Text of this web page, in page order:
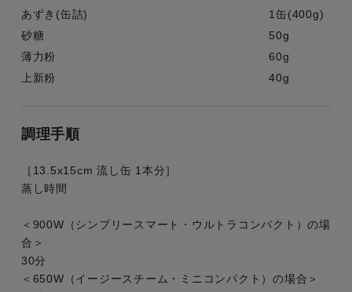
あずき(缶詰)
1缶(400g)
砂糖
50g
薄力粉
60g
上新粉
40g
調理手順
［13.5x15cm 流し缶 1本分］
蒸し時間
＜900W（シンプリースマート・ウルトラコンパクト）の場
合＞
30分
＜650W（イージースチーム・ミニコンパクト）の場合＞